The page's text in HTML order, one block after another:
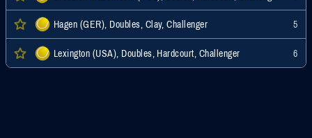
Hagen (GER), Doubles, Clay, Challenger 5
Lexington (USA), Doubles, Hardcourt, Challenger 6